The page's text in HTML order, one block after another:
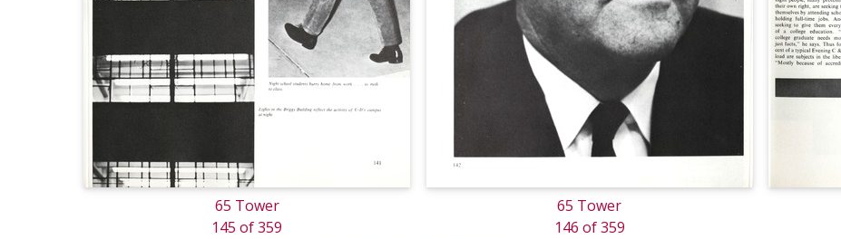
65 Tower
145 of 359
65 Tower
146 of 359